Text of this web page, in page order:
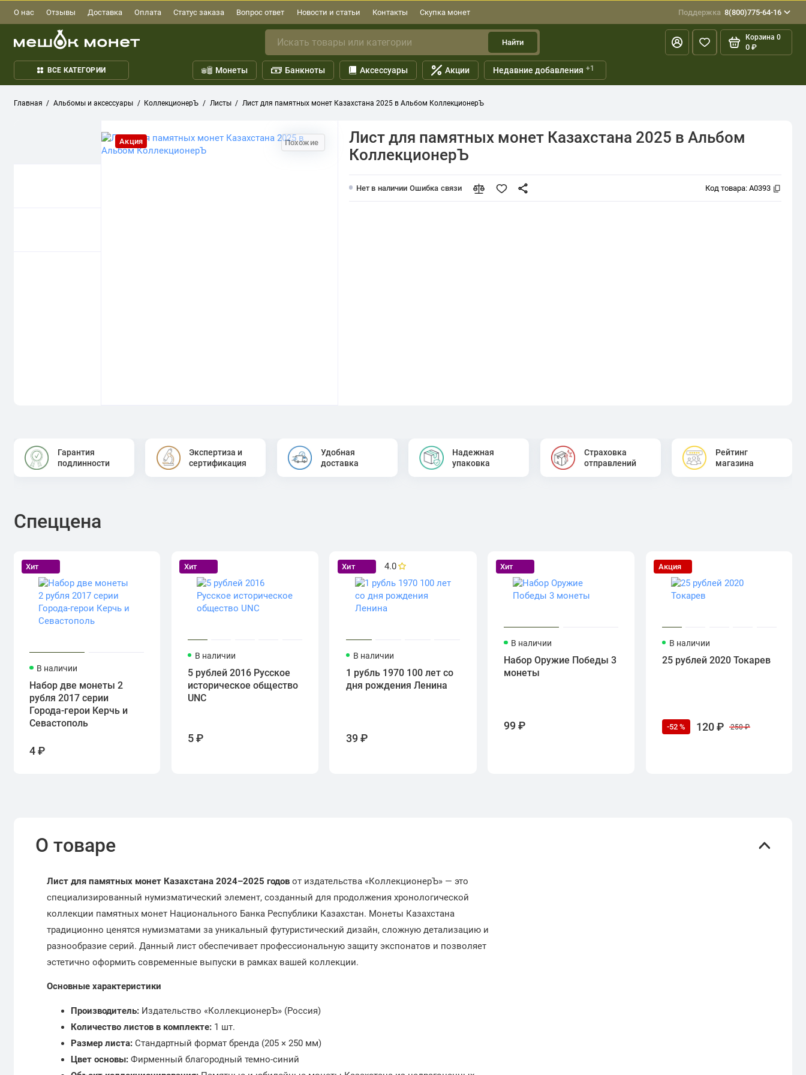
О нас Отзывы Доставка Оплата Статус заказа Вопрос ответ Новости и статьи Контакты Скупка монет Поддержка 8(800)775-64-16
Найти
Корзина 0
0 ₽
ВСЕ КАТЕГОРИИ Монеты Банкноты Аксессуары Акции Недавние добавления +1
Главная Альбомы и аксессуары КоллекционерЪ Листы Лист для памятных монет Казахстана 2025 в Альбом КоллекционерЪ
Похожие
Акция
Лист для памятных монет Казахстана 2025 в Альбом
КоллекционерЪ
Нет в наличии Ошибка связи Код товара: A0393
Гарантия
подлинности
Экспертиза и
сертификация
Удобная
доставка
Надежная
упаковка
Страховка
отправлений
Рейтинг
магазина
Спеццена
Хит
В наличии
Набор две монеты 2
рубля 2017 серии
Города-герои Керчь и
Севастополь
4 ₽
Хит
В наличии
5 рублей 2016 Русское
историческое общество
UNC
5 ₽
Хит 4.0
В наличии
1 рубль 1970 100 лет со
дня рождения Ленина
39 ₽
Хит
В наличии
Набор Оружие Победы 3
монеты
99 ₽
Акция
В наличии
25 рублей 2020 Токарев
-52 % 120 ₽ 250 ₽
О товаре
Лист для памятных монет Казахстана 2024–2025 годовот издательства «КоллекционерЪ» — это
специализированный нумизматический элемент, созданный для продолжения хронологической
коллекции памятных монет Национального Банка Республики Казахстан. Монеты Казахстана
традиционно ценятся нумизматами за уникальный футуристический дизайн, сложную детализацию и
разнообразие серий. Данный лист обеспечивает профессиональную защиту экспонатов и позволяет
эстетично оформить современные выпуски в рамках вашей коллекции.
Основные характеристики
Производитель:Издательство «КоллекционерЪ» (Россия)
Количество листов в комплекте:1 шт.
Размер листа:Стандартный формат бренда (205 × 250 мм)
Цвет основы:Фирменный благородный темно-синий